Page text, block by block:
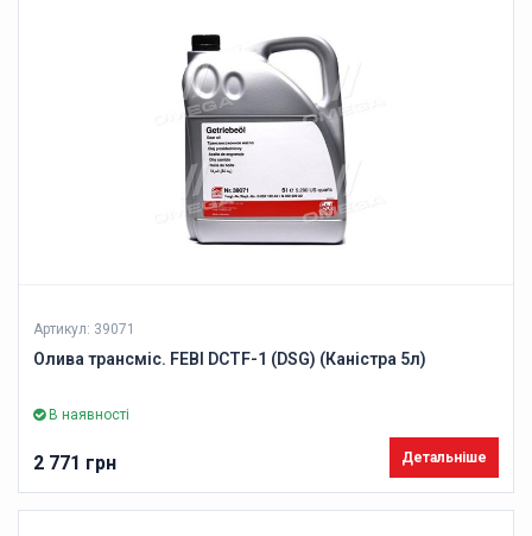
Артикул: 39071
Олива трансміс. FEBI DCTF-1 (DSG) (Каністра 5л)
В наявності
2 771 грн Детальніше